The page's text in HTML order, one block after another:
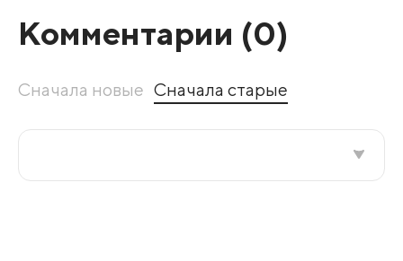
Комментарии (0)
Сначала новые Сначала старые